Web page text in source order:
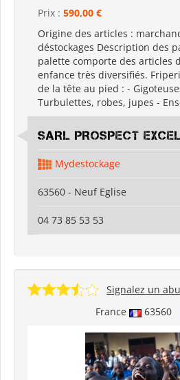
Prix : 590,00 €
Origine des articles :
déstockages Description des
palette comporte des articles
enfance très diversifiés.
de la tête au pied : -
Turbulettes, robes, jupes -
SARL PROSPECT
Mydestockage
63560 - Neuf Eglise
04 73 85 53 53
France 63560
Signalez un